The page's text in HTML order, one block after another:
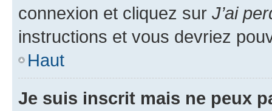
connexion et cliquez sur J’ai
instructions et vous devriez
Haut
Je suis inscrit mais ne peux